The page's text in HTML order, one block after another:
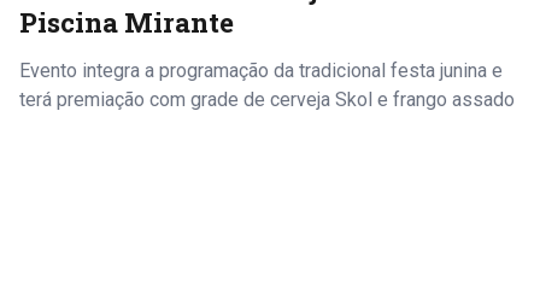
Piscina Mirante
Evento integra a programação da tradicional festa junina e
terá premiação com grade de cerveja Skol e frango assado